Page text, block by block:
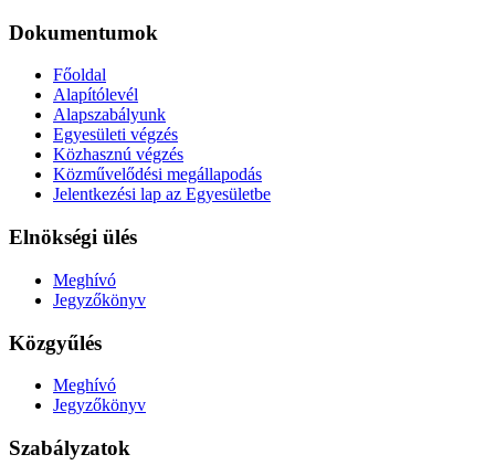
Dokumentumok
Főoldal
Alapítólevél
Alapszabályunk
Egyesületi végzés
Közhasznú végzés
Közművelődési megállapodás
Jelentkezési lap az Egyesületbe
Elnökségi ülés
Meghívó
Jegyzőkönyv
Közgyűlés
Meghívó
Jegyzőkönyv
Szabályzatok